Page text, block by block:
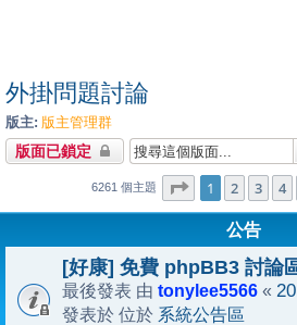
外掛問題討論
版主: 版主管理群
版面已鎖定
6261 個主題 第1 頁 (共 126
1 2 3 4
公告
[好康] 免費 phpBB3 討論
最後發表 由 tonylee5566 «
發表於 位於 系統公告區